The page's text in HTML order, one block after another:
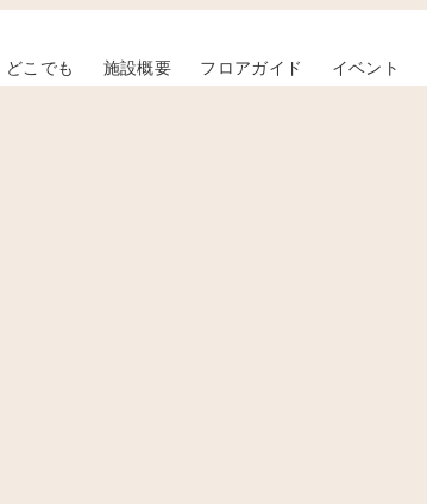
どこでも 施設概要 フロアガイド イベント